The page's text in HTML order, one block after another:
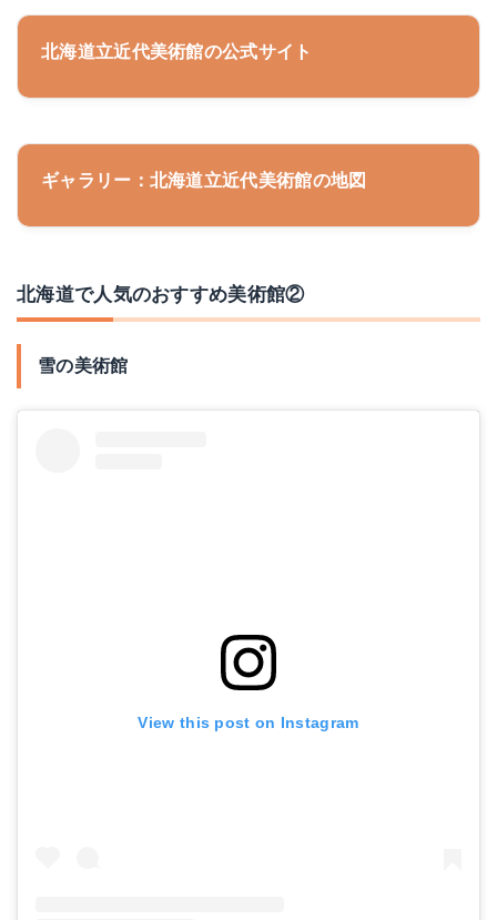
北海道立近代美術館の公式サイト
ギャラリー：北海道立近代美術館の地図
北海道で人気のおすすめ美術館②
雪の美術館
View this post on Instagram